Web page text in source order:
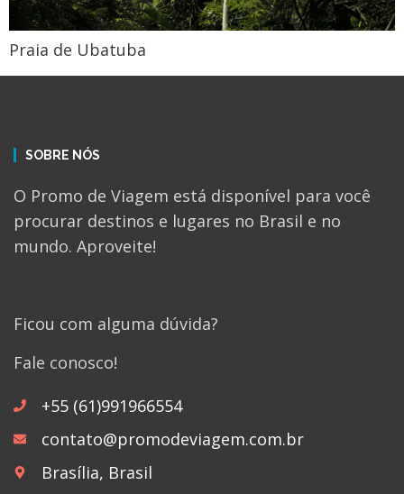
Praia de Ubatuba
SOBRE NÓS
O Promo de Viagem está disponível para você
procurar destinos e lugares no Brasil e no
mundo. Aproveite!
Ficou com alguma dúvida?
Fale conosco!
+55 (61)991966554
contato@promodeviagem.com.br
Brasília, Brasil